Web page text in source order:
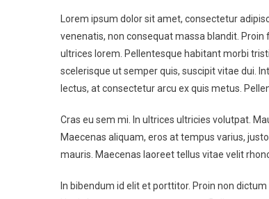
Lorem ipsum dolor sit amet, consectetur
venenatis, non consequat massa blandit.
ultrices lorem. Pellentesque habitant morbi
scelerisque ut semper quis, suscipit vitae dui.
lectus, at consectetur arcu ex quis metus.
Cras eu sem mi. In ultrices ultricies volutpat.
Maecenas aliquam, eros at tempus varius,
mauris. Maecenas laoreet tellus vitae velit
In bibendum id elit et porttitor. Proin non